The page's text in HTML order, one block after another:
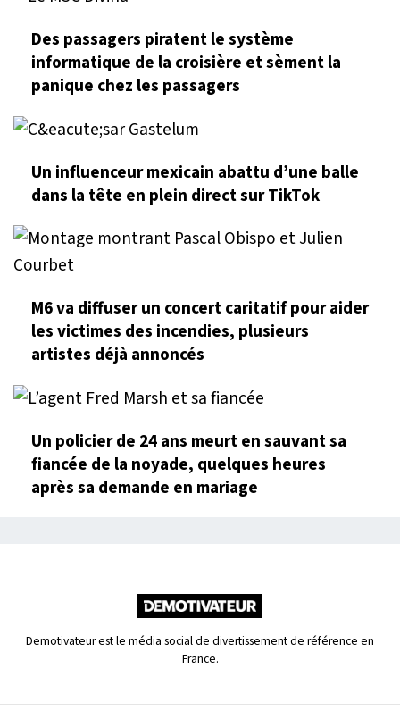
Des passagers piratent le système
informatique de la croisière et sèment la
panique chez les passagers
Un influenceur mexicain abattu d’une balle
dans la tête en plein direct sur TikTok
M6 va diffuser un concert caritatif pour aider
les victimes des incendies, plusieurs
artistes déjà annoncés
Un policier de 24 ans meurt en sauvant sa
fiancée de la noyade, quelques heures
après sa demande en mariage
Demotivateur est le média social de divertissement de référence en
France.